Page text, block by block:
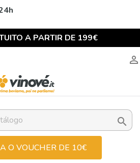
A PARTIR DE 199€


O VOUCHER DE 10€